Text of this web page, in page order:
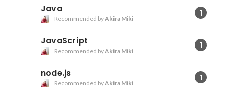
Java 1
Recommended byAkira Miki
JavaScript 1
Recommended byAkira Miki
node.js 1
Recommended byAkira Miki